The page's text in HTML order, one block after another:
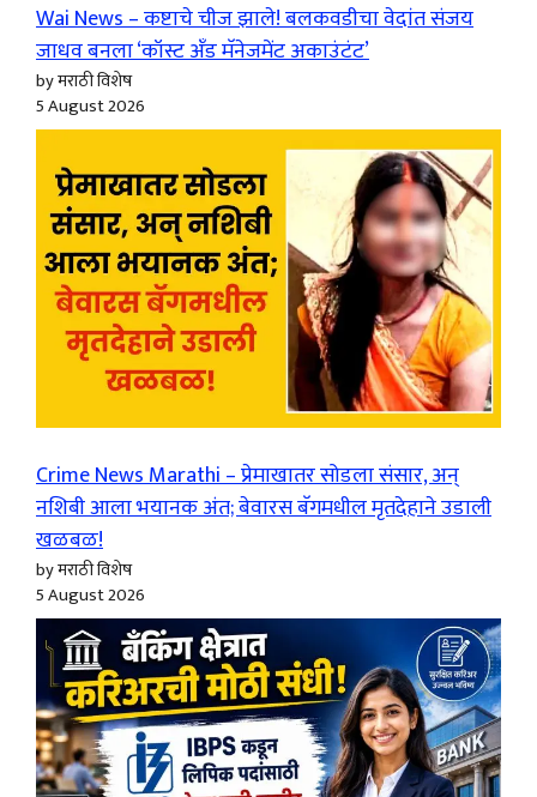
Wai News – कष्टाचे चीज झाले! बलकवडीचा वेदांत संजय
जाधव बनला ‘कॉस्ट अँड मॅनेजमेंट अकाउंटंट’
by मराठी विशेष
5 August 2026
Crime News Marathi – प्रेमाखातर सोडला संसार, अन्
नशिबी आला भयानक अंत; बेवारस बॅगमधील मृतदेहाने उडाली
खळबळ!
by मराठी विशेष
5 August 2026